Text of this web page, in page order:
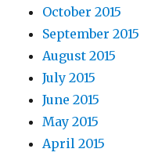
October 2015
September 2015
August 2015
July 2015
June 2015
May 2015
April 2015